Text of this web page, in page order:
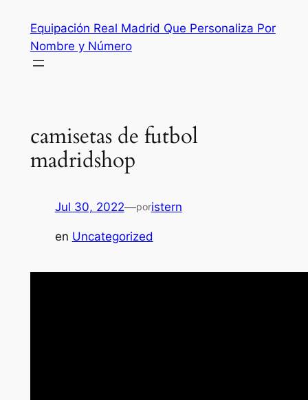
contenido
Equipación Real Madrid Que Personaliza Por
Nombre y Número
camisetas de futbol
madridshop
Jul 30, 2022—poristern
en Uncategorized